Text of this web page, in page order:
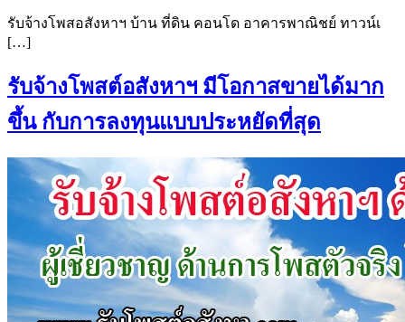
รับจ้างโพสอสังหาฯ บ้าน ที่ดิน คอนโด อาคารพาณิชย์ ทาวน์เ
[…]
รับจ้างโพสต์อสังหาฯ มีโอกาสขายได้มาก
ขึ้น กับการลงทุนแบบประหยัดที่สุด